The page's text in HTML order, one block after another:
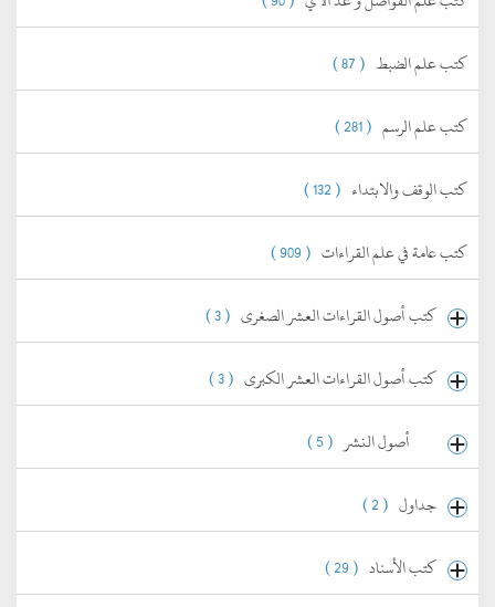
كتب علم الضبط ( 87 )
كتب علم الرسم ( 281 )
كتب الوقف والابتداء ( 132 )
كتب عامة في علم القراءات ( 909 )
كتب أصول القراءات العشر الصغرى ( 3 )
كتب أصول القراءات العشر الكبرى ( 3 )
أصول النشر ( 5 )
جداول ( 2 )
كتب الأسناد ( 29 )